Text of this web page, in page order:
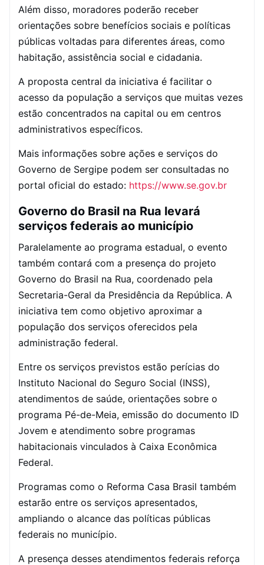
Além disso, moradores poderão receber
orientações sobre benefícios sociais e políticas
públicas voltadas para diferentes áreas, como
habitação, assistência social e cidadania.
A proposta central da iniciativa é facilitar o
acesso da população a serviços que muitas vezes
estão concentrados na capital ou em centros
administrativos específicos.
Mais informações sobre ações e serviços do
Governo de Sergipe podem ser consultadas no
portal oficial do estado: https://www.se.gov.br
Governo do Brasil na Rua levará
serviços federais ao município
Paralelamente ao programa estadual, o evento
também contará com a presença do projeto
Governo do Brasil na Rua, coordenado pela
Secretaria-Geral da Presidência da República. A
iniciativa tem como objetivo aproximar a
população dos serviços oferecidos pela
administração federal.
Entre os serviços previstos estão perícias do
Instituto Nacional do Seguro Social (INSS),
atendimentos de saúde, orientações sobre o
programa Pé-de-Meia, emissão do documento ID
Jovem e atendimento sobre programas
habitacionais vinculados à Caixa Econômica
Federal.
Programas como o Reforma Casa Brasil também
estarão entre os serviços apresentados,
ampliando o alcance das políticas públicas
federais no município.
A presença desses atendimentos federais reforça